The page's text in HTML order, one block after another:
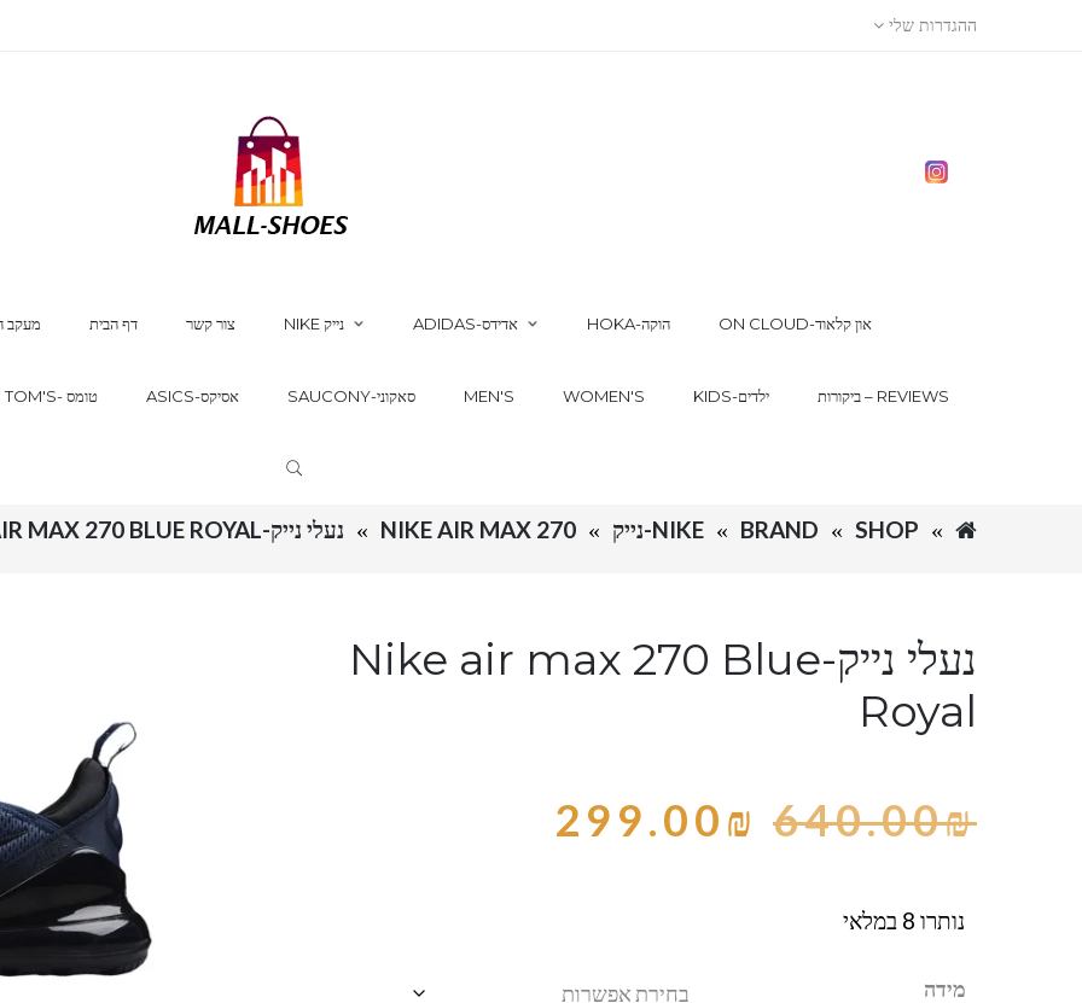
ההגדרות שלי
מעקב דף הבית צור קשר NIKE נייק ADIDAS-אדידס HOKA-הוקה ON CLOUD-און קלאוד
TOM'S- טומס ASICS-אסיקס SAUCONY-סאקוני MEN'S WOMEN'S KIDS-ילדים ביקורות – REVIEWS
SHOP
BRAND NIKE-נייק NIKE AIR MAX 270 נעלי נייק-NIKE AIR MAX 270 BLUE ROYAL
נעלי נייק-Nike air max 270 Blue
Royal
640.00₪
299.00₪
נותרו 8 במלאי
מידה